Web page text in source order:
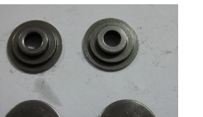
المنزل
المنتجات
فيديوهات